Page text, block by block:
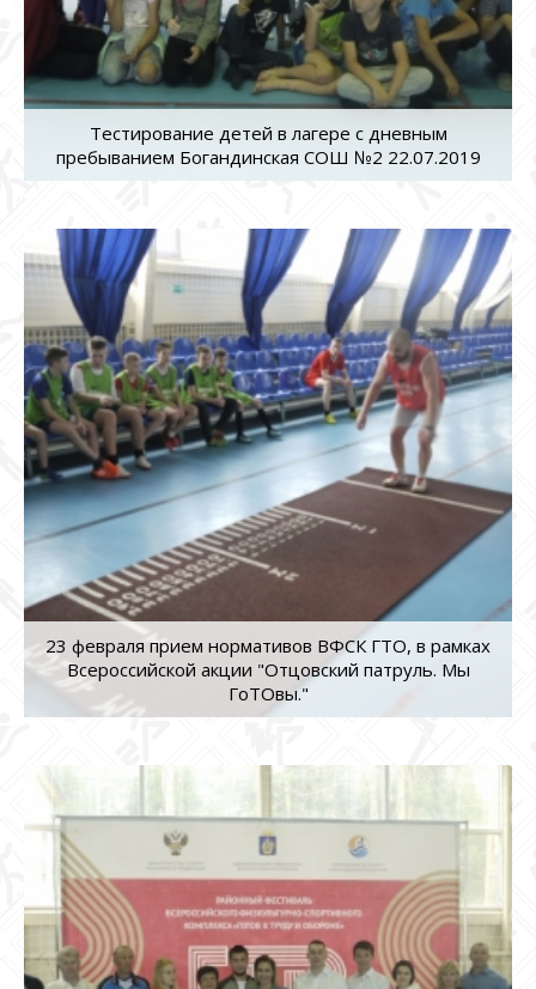
Тестирование детей в лагере с дневным
пребыванием Богандинская СОШ №2 22.07.2019
23 февраля прием нормативов ВФСК ГТО, в рамках
Всероссийской акции "Отцовский патруль. Мы
ГоТОвы."